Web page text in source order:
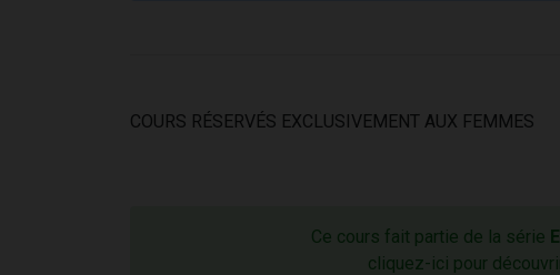
COURS RÉSERVÉS EXCLUSIVEMENT AUX FEMMES
Ce cours fait partie de la série
cliquez-ici pour